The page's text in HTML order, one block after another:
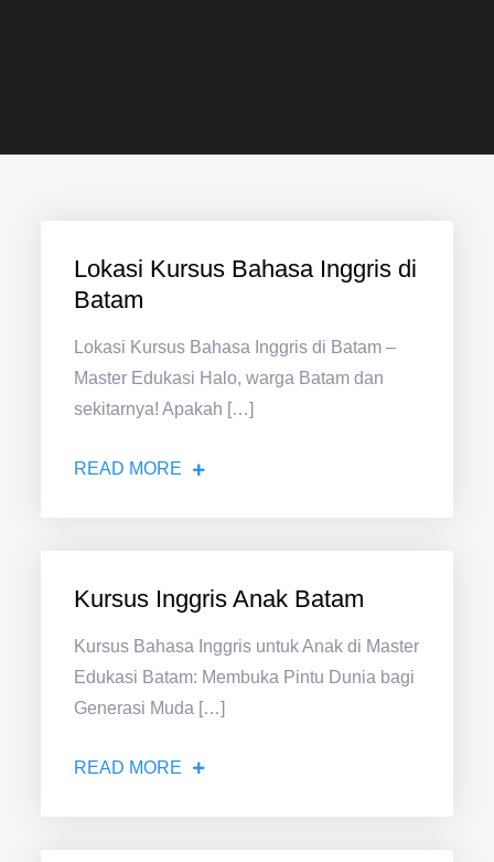
Lokasi Kursus Bahasa Inggris di
Batam
Lokasi Kursus Bahasa Inggris di Batam –
Master Edukasi Halo, warga Batam dan
sekitarnya! Apakah […]
READ MORE
Kursus Inggris Anak Batam
Kursus Bahasa Inggris untuk Anak di Master
Edukasi Batam: Membuka Pintu Dunia bagi
Generasi Muda […]
READ MORE